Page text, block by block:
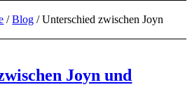
/ Blog / Unterschied zwischen Joyn
Joyn und